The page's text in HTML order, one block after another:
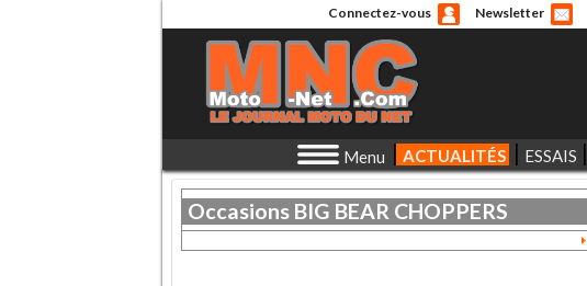
Connectez-vous Newsletter
Menu ACTUALITÉS ESSAIS
Occasions BIG BEAR CHOPPERS